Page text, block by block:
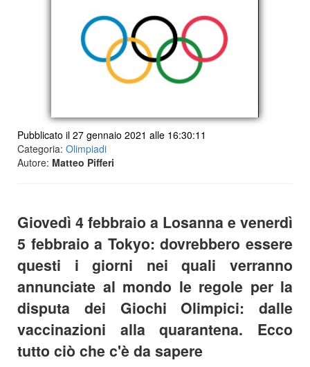
Pubblicato il 27 gennaio 2021 alle 16:30:11
Categoria: Olimpiadi
Autore: Matteo Pifferi
Giovedì 4 febbraio a Losanna e venerdì
5 febbraio a Tokyo: dovrebbero essere
questi i giorni nei quali verranno
annunciate al mondo le regole per la
disputa dei Giochi Olimpici: dalle
vaccinazioni alla quarantena. Ecco
tutto ciò che c'è da sapere